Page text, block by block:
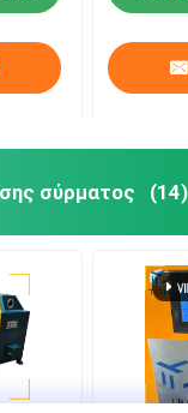
σύρματος (14)